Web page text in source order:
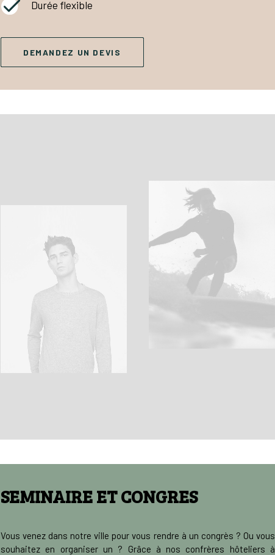
Durée flexible
DEMANDEZ UN DEVIS
SEMINAIRE ET CONGRES
Vous venez dans notre ville pour vous rendre à un congrès ? Ou vous
souhaitez en organiser un ? Grâce à nos confrères hôteliers à